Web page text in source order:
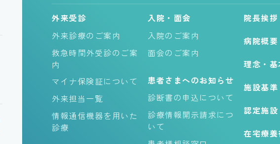
外来受診
外来診療のご案内
救急時間外受診のご案
内
マイナ保険証について
外来担当一覧
情報通信機器を用いた
診療
入院・面会
入院のご案内
面会のご案内
患者さまへのお知らせ
診断書の申込について
診療情報開示請求につ
いて
院長挨拶
病院概要
理念・
施設基準
認定施
在宅療